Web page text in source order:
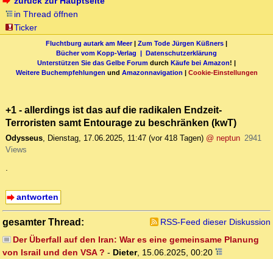
in Thread öffnen
Ticker
Fluchtburg autark am Meer| Zum Tode Jürgen Küßners |
Bücher vom Kopp-Verlag | Datenschutzerklärung
Unterstützen Sie das Gelbe Forum durch Käufe bei Amazon! |
Weitere Buchempfehlungen und Amazonnavigation | Cookie-Einstellungen
+1 - allerdings ist das auf die radikalen Endzeit-
Terroristen samt Entourage zu beschränken (kwT)
Odysseus, Dienstag, 17.06.2025, 11:47 (vor 418 Tagen) @ neptun 2941
Views
.
antworten
gesamter Thread:
RSS-Feed dieser Diskussion
Der Überfall auf den Iran: War es eine gemeinsame Planung
von Israil und den VSA ? - Dieter, 15.06.2025, 00:20